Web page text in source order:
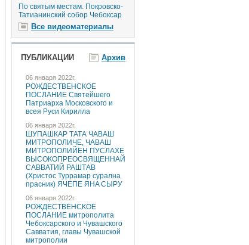
По святым местам. Покровско-
Татианинский собор Чебоксар
Все видеоматериалы
Архив
ПУБЛИКАЦИИ
06 января 2022г.
РОЖДЕСТВЕНСКОЕ
ПОСЛАНИЕ Святейшего
Патриарха Московского и
всея Руси Кирилла
06 января 2022г.
ШУПАШКАР ТАТА ЧAВАШ
МИТРОПОЛИЧE, ЧAВАШ
МИТРОПОЛИЙEН ПУCЛAХE
ВЫСОКОПРЕОСВЯЩЕННAЙ
САВВАТИЙ РАШТАВ
(Христос Туррaмaр cуралнa
праcник) ЯЧEПЕ ЯНA CЫРУ
06 января 2022г.
РОЖДЕСТВЕНСКОЕ
ПОСЛАНИЕ митрополита
Чебоксарского и Чувашского
Савватия, главы Чувашской
митрополии